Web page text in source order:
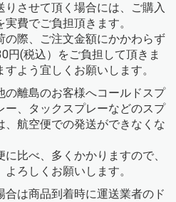
させて頂く場合には、ご購入
費でご負担頂きます。
の際、ご注文金額にかかわらず
円(税込）をご負担して頂きま
よう宜しくお願いします。
の離島のお客様へコールドスプ
ー、タックスプレーなどのスプ
、航空便での発送ができなくな
比べ、多くかかりますので、
ろしくお願いします。
は商品到着時に運送業者のド